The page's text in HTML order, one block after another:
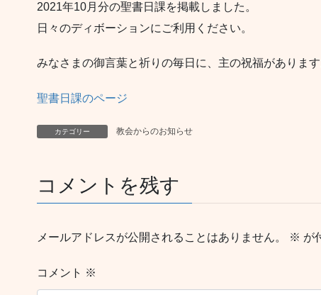
2021年10月分の聖書日課を掲載しました。
日々のディボーションにご利用ください。
みなさまの御言葉と祈りの毎日に、主の祝福があります
聖書日課のページ
カテゴリー 教会からのお知らせ
コメントを残す
メールアドレスが公開されることはありません。 ※ が
コメント ※